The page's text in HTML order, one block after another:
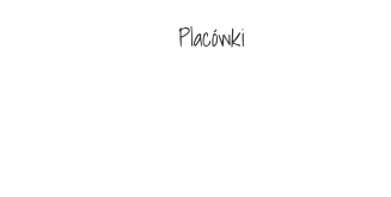
Placówki